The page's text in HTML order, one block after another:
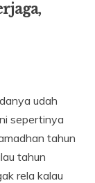
udah
sepertinya
tahun
tahun
rela kalau